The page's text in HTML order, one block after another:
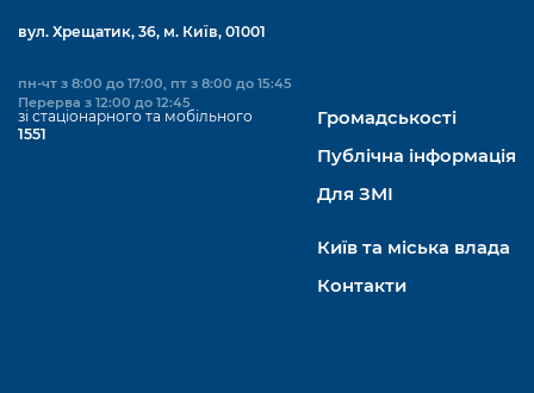
вул. Хрещатик, 36, м. Київ, 01001
пн-чт з 8:00 до 17:00, пт з 8:00 до 15:45
Перерва з 12:00 до 12:45
зі стаціонарного та мобільного
1551
Громадськості
Публічна інформація
Для ЗМІ
Київ та міська влада
Контакти